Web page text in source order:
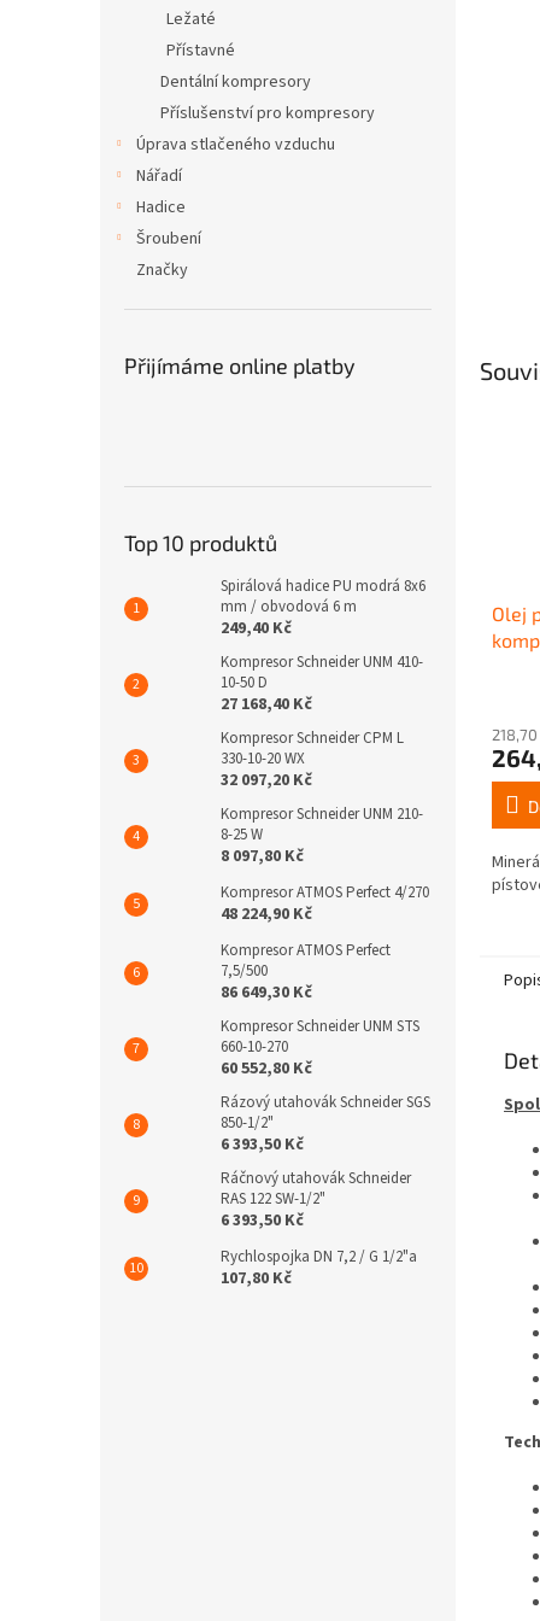
Ležaté
Přístavné
Dentální kompresory
Příslušenství pro kompresory
Úprava stlačeného vzduchu
Nářadí
Hadice
Šroubení
Značky
Přijímáme online platby
Top 10 produktů
Spirálová hadice PU modrá 8x6
mm / obvodová 6 m
249,40 Kč
Kompresor Schneider UNM 410-
10-50 D
27 168,40 Kč
Kompresor Schneider CPM L
330-10-20 WX
32 097,20 Kč
Kompresor Schneider UNM 210-
8-25 W
8 097,80 Kč
Kompresor ATMOS Perfect 4/270
48 224,90 Kč
Kompresor ATMOS Perfect
7,5/500
86 649,30 Kč
Kompresor Schneider UNM STS
660-10-270
60 552,80 Kč
Rázový utahovák Schneider SGS
850-1/2"
6 393,50 Kč
Ráčnový utahovák Schneider
RAS 122 SW-1/2"
6 393,50 Kč
Rychlospojka DN 7,2 / G 1/2"a
107,80 Kč
Olej